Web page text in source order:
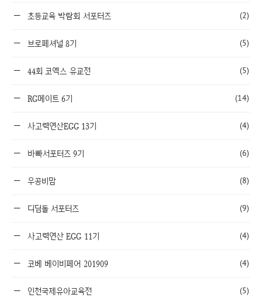
초등교육 박람회 서포터즈 (2)
브로페셔널 8기 (5)
44회 코엑스 유교전 (5)
RG메이트 6기 (14)
사고력연산EGG 13기 (4)
바빠서포터즈 9기 (6)
우공비맘 (8)
디딤돌 서포터즈 (9)
사고력연산 EGG 11기 (4)
코베 베이비페어 201909 (4)
인천국제유아교육전 (5)